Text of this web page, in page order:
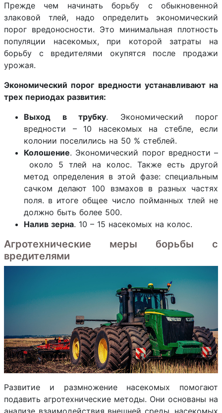
Прежде чем начинать борьбу с обыкновенной
злаковой тлей, надо определить экономический
порог вредоносности. Это минимальная плотность
популяции насекомых, при которой затраты на
борьбу с вредителями окупятся после продажи
урожая.
Экономический порог вредности устанавливают на
трех периодах развития:
Выход в трубку. Экономический порог
вредности – 10 насекомых на стебле, если
колонии поселились на 50 % стеблей.
Колошение. Экономический порог вредности –
около 5 тлей на колос. Также есть другой
метод определения в этой фазе: специальным
сачком делают 100 взмахов в разных частях
поля. в итоге общее число пойманных тлей не
должно быть более 500.
Налив зерна. 10 – 15 насекомых на колос.
Агротехнические меры борьбы с
вредителями
Развитие и размножение насекомых помогают
подавить агротехнические методы. Они основаны на
анализе взаимодействия внешней среды, насекомых